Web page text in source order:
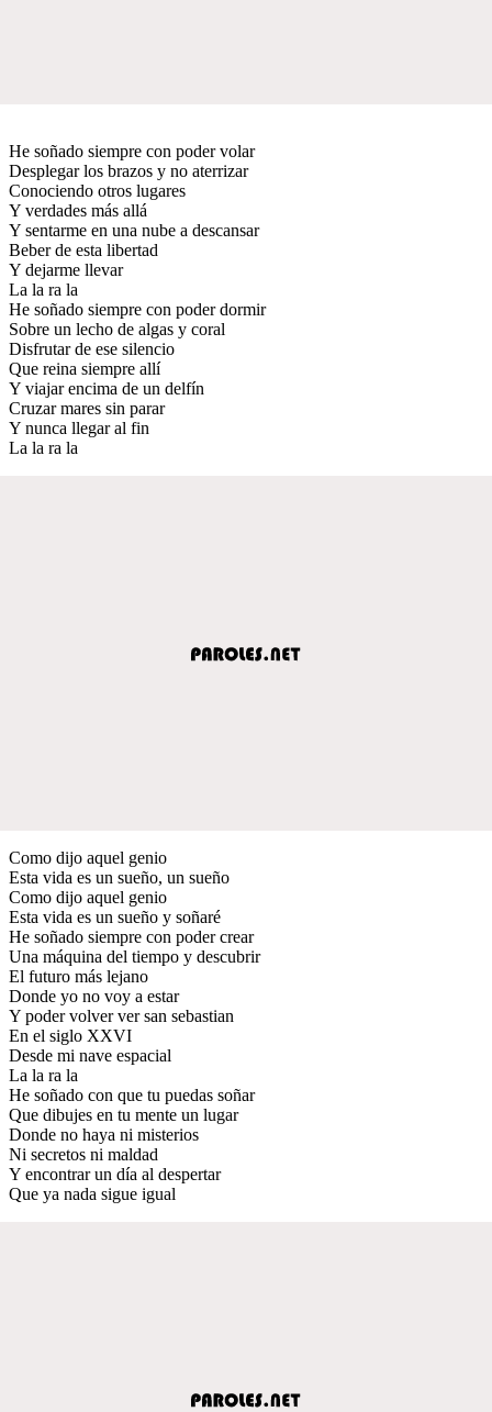
He soñado siempre con poder volar
Desplegar los brazos y no aterrizar
Conociendo otros lugares
Y verdades más allá
Y sentarme en una nube a descansar
Beber de esta libertad
Y dejarme llevar
La la ra la
He soñado siempre con poder dormir
Sobre un lecho de algas y coral
Disfrutar de ese silencio
Que reina siempre allí
Y viajar encima de un delfín
Cruzar mares sin parar
Y nunca llegar al fin
La la ra la
Como dijo aquel genio
Esta vida es un sueño, un sueño
Como dijo aquel genio
Esta vida es un sueño y soñaré
He soñado siempre con poder crear
Una máquina del tiempo y descubrir
El futuro más lejano
Donde yo no voy a estar
Y poder volver ver san sebastian
En el siglo XXVI
Desde mi nave espacial
La la ra la
He soñado con que tu puedas soñar
Que dibujes en tu mente un lugar
Donde no haya ni misterios
Ni secretos ni maldad
Y encontrar un día al despertar
Que ya nada sigue igual